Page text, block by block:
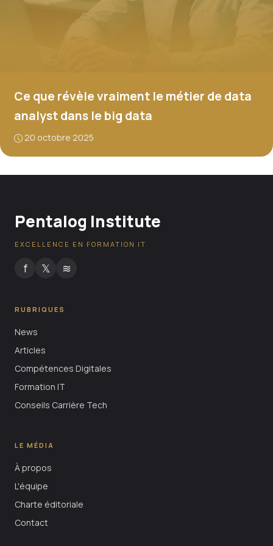
Ce que révèle vraiment le métier de data
analyst dans le big data
20 octobre 2025
Pentalog Institute
EXCELLENCE EN FORMATION IT
f 𝕏 ≋
RUBRIQUES
News
Articles
Compétences Digitales
Formation IT
Conseils Carrière Tech
LE MÉDIA
À propos
L'équipe
Charte éditoriale
Contact